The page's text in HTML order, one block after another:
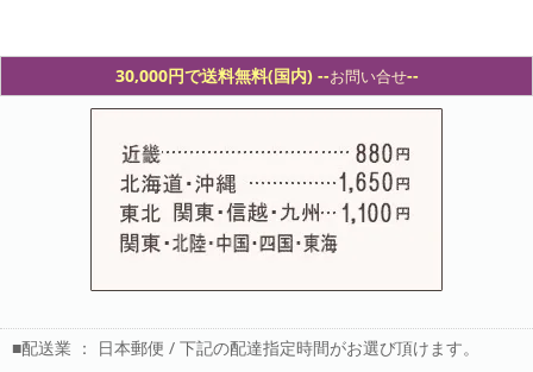
30,000円で送料無料(国内) --お問い合せ--
■配送業 ： 日本郵便 / 下記の配達指定時間がお選び頂けます。